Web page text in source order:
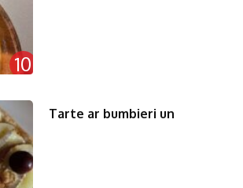
10
Tarte ar bumbieri un